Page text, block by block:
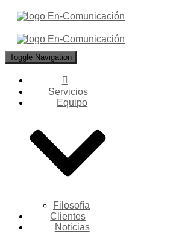
Toggle Navigation
Servicios
Equipo
Filosofía
Clientes
Noticias